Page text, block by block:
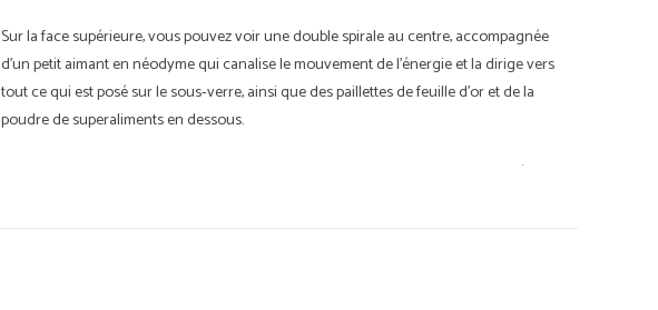
Sur la face supérieure, vous pouvez voir une double spirale au centre, accompagnée
d'un petit aimant en néodyme qui canalise le mouvement de l'énergie et la dirige vers
tout ce qui est posé sur le sous-verre, ainsi que des paillettes de feuille d'or et de la
poudre de superaliments en dessous.
Autour du centre, 12 pointes de cristal en forme d’aiguille ultra-fines sont disposées de